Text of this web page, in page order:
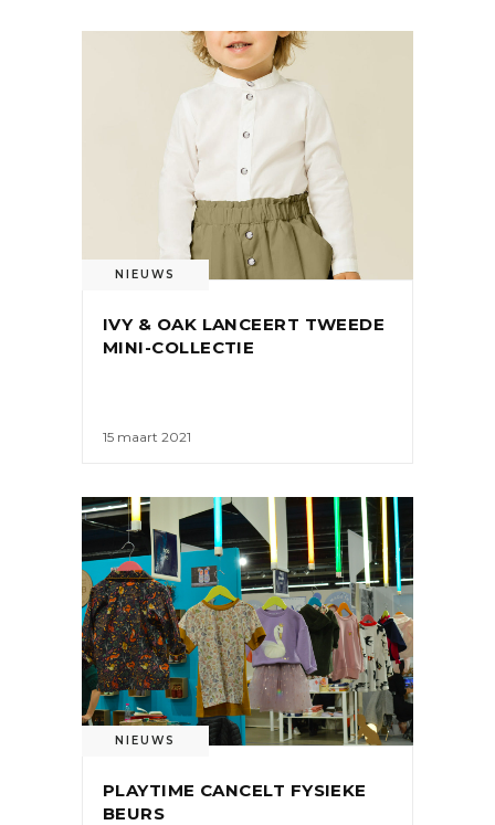
NIEUWS
IVY & OAK LANCEERT TWEEDE
MINI-COLLECTIE
15 maart 2021
NIEUWS
PLAYTIME CANCELT FYSIEKE
BEURS